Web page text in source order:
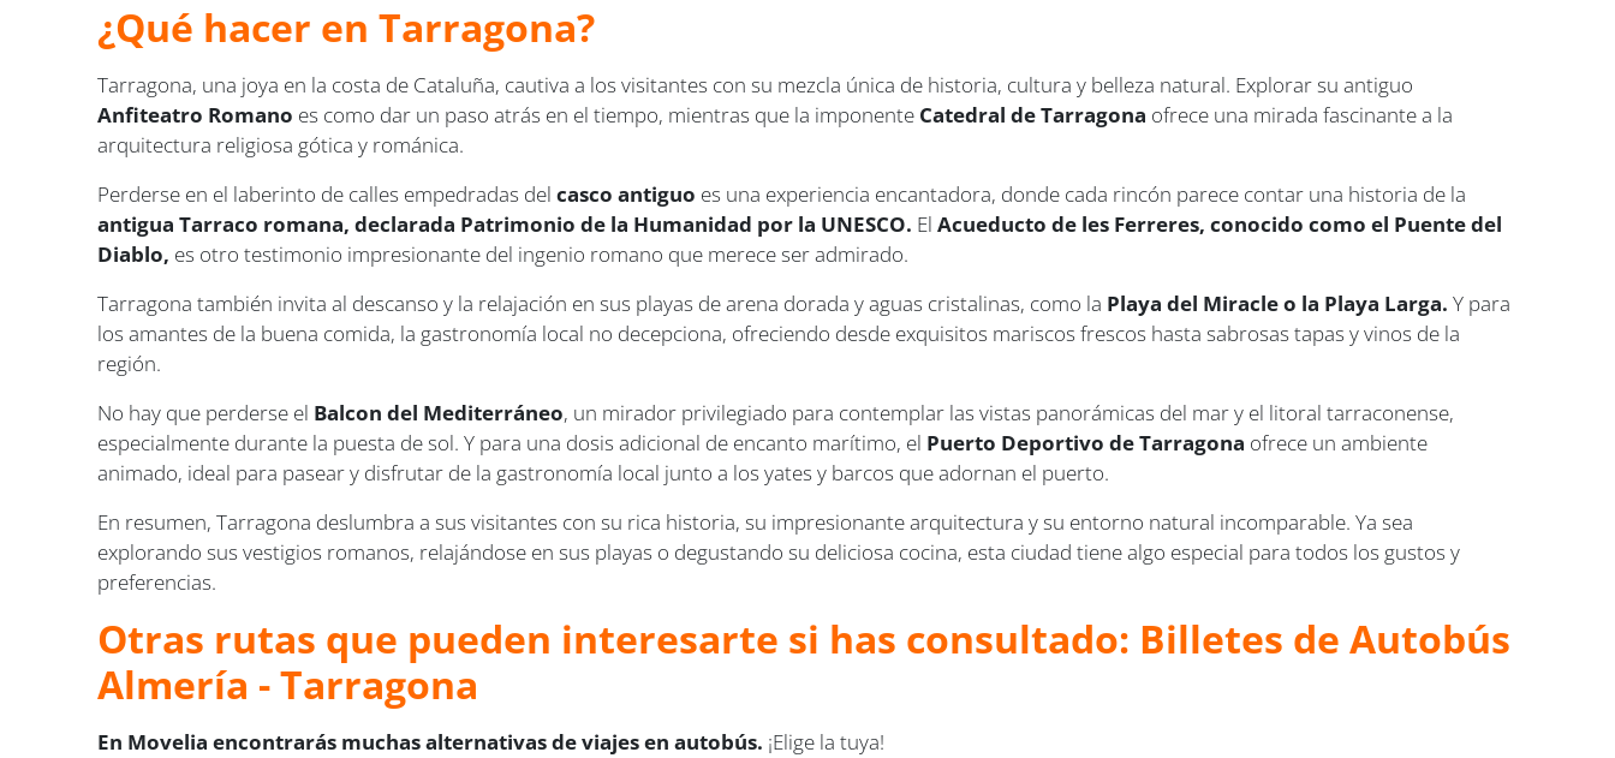
¿Qué hacer en Tarragona?
Tarragona, una joya en la costa de Cataluña, cautiva a los visitantes con su mezcla única de historia, cultura y belleza natural. Explorar su antiguo
Anfiteatro Romano es como dar un paso atrás en el tiempo, mientras que la imponente Catedral de Tarragona ofrece una mirada fascinante a la
arquitectura religiosa gótica y románica.
Perderse en el laberinto de calles empedradas delcasco antiguo es una experiencia encantadora, donde cada rincón parece contar una historia de la
antigua Tarraco romana, declarada Patrimonio de la Humanidad por la UNESCO. ElAcueducto de les Ferreres, conocido como el Puente del
Diablo, es otro testimonio impresionante del ingenio romano que merece ser admirado.
Tarragona también invita al descanso y la relajación en sus playas de arena dorada y aguas cristalinas, como la Playa del Miracle o la Playa Larga.Y para
los amantes de la buena comida, la gastronomía local no decepciona, ofreciendo desde exquisitos mariscos frescos hasta sabrosas tapas y vinos de la
región.
No hay que perderse el Balcon del Mediterráneo, un mirador privilegiado para contemplar las vistas panorámicas del mar y el litoral tarraconense,
especialmente durante la puesta de sol. Y para una dosis adicional de encanto marítimo, el Puerto Deportivo de Tarragona ofrece un ambiente
animado, ideal para pasear y disfrutar de la gastronomía local junto a los yates y barcos que adornan el puerto.
En resumen, Tarragona deslumbra a sus visitantes con su rica historia, su impresionante arquitectura y su entorno natural incomparable. Ya sea
explorando sus vestigios romanos, relajándose en sus playas o degustando su deliciosa cocina, esta ciudad tiene algo especial para todos los gustos y
preferencias.
Otras rutas que pueden interesarte si has consultado: Billetes de Autobús
Almería - Tarragona
En Movelia encontrarás muchas alternativas de viajes en autobús. ¡Elige la tuya!